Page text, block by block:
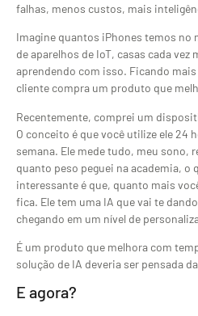
falhas, menos custos, mais
Imagine quantos iPhones temos no
de aparelhos de IoT, casas cada vez
aprendendo com isso. Ficando
cliente compra um produto que
Recentemente, comprei um
O conceito é que você utilize ele 24
semana. Ele mede tudo, meu sono,
quanto peso peguei na academia, o
interessante é que, quanto mais
fica. Ele tem uma IA que vai te
chegando em um nível de
É um produto que melhora com
solução de IA deveria ser pensada
E agora?